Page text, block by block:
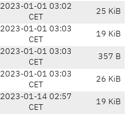
2023-01-01 03:02
CET
25 KiB
2023-01-01 03:03
CET
19 KiB
2023-01-01 03:03
CET
357 B
2023-01-01 03:03
CET
26 KiB
2023-01-14 02:57
CET
19 KiB